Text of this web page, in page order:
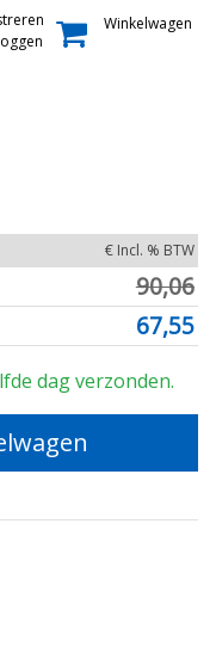
Winkelwagen
€ Incl. % BTW
90,06
67,55
dag verzonden.